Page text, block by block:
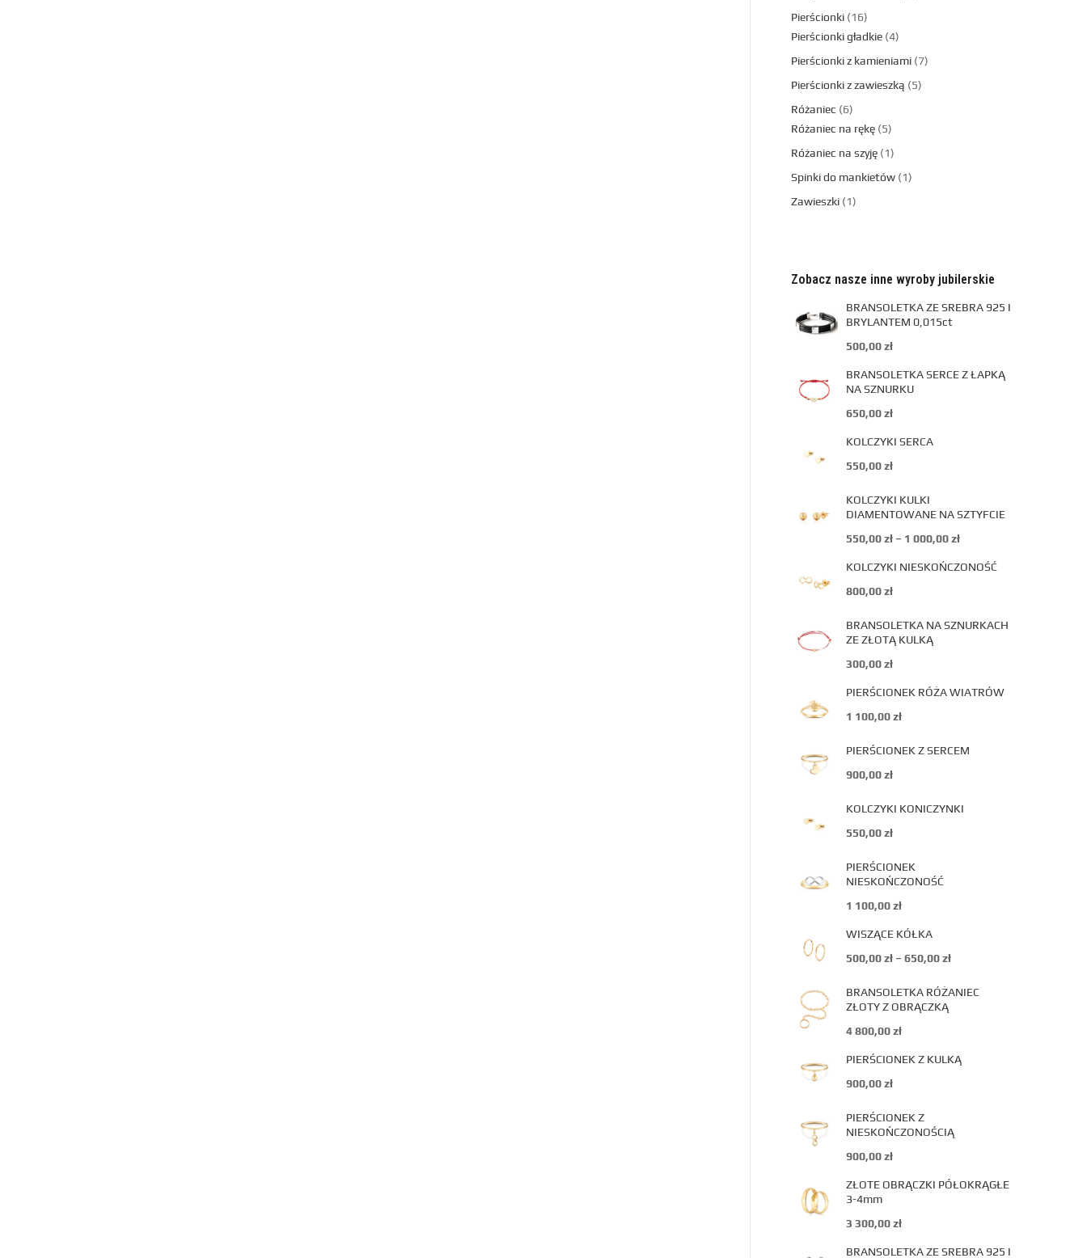
Pierścionki 16
Pierścionki gładkie 4
Pierścionki z kamieniami 7
Pierścionki z zawieszką
5
Różaniec
6
Różaniec na rękę 5
Różaniec na szyję 1
Spinki do mankietów 1
Zawieszki 1
Zobacz nasze inne wyroby jubilerskie
BRANSOLETKA ZE SREBRA 925 I
BRYLANTEM 0,015ct
500,00zł
BRANSOLETKA SERCE Z ŁAPKĄ
NA SZNURKU
650,00zł
KOLCZYKI SERCA
550,00zł
KOLCZYKI KULKI
DIAMENTOWANE NA SZTYFCIE
550,00zł – 1 000,00zł
KOLCZYKI NIESKOŃCZONOŚĆ
800,00zł
BRANSOLETKA NA SZNURKACH
ZE ZŁOTĄ KULKĄ
300,00zł
PIERŚCIONEK RÓŻA WIATRÓW
1 100,00zł
PIERŚCIONEK Z SERCEM
900,00zł
KOLCZYKI KONICZYNKI
550,00zł
PIERŚCIONEK
NIESKOŃCZONOŚĆ
1 100,00zł
WISZĄCE KÓŁKA
500,00zł – 650,00zł
BRANSOLETKA RÓŻANIEC
ZŁOTY Z OBRĄCZKĄ
4 800,00zł
PIERŚCIONEK Z KULKĄ
900,00zł
PIERŚCIONEK Z
NIESKOŃCZONOŚCIĄ
900,00zł
ZŁOTE OBRĄCZKI PÓŁOKRĄGŁE
3-4mm
3 300,00zł
BRANSOLETKA ZE SREBRA 925 I